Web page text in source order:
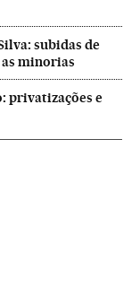
subidas de
minorias
privatizações e